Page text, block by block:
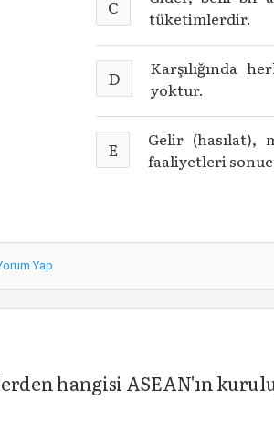
C
tüketimlerdir.
D
Karşılığında
yoktur.
E
Gelir (hasılat),
faaliyetleri
Yap
hangisi ASEAN'ın